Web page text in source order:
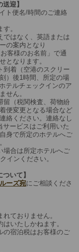
迎】
ト便名/時間のご連絡
。
ではなく、英語または
の案内となり
客様のお名前」で通
となります。
到着（空港のスクリー
）後1時間、所定の場
テルチェックインのア
せん。
留（税関検査、荷物紛
便変更となる場合など
絡ください。連絡なし
サービスはご利用いた
身で所定のホテルへご
場合は所定ホテルへご
インください。
いて】
ーズ宛にご相談くださ
ておりません。
いたしかねます。
の宿泊税はお客様のご